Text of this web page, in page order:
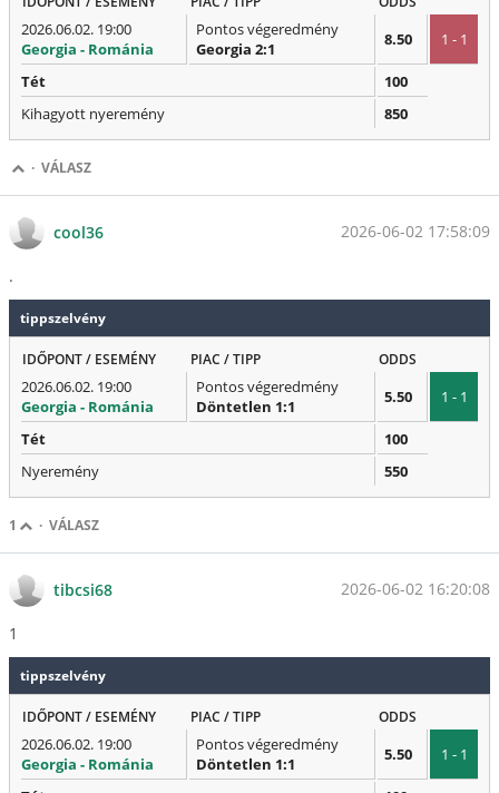
2026.06.02. 19:00
Georgia - Románia
Pontos végeredmény
Georgia 2:1
8.50 1 - 1
Tét
100
Kihagyott nyeremény
850
· VÁLASZ
cool36 2026-06-02 17:58:09
.
tippszelvény
IDŐPONT / ESEMÉNY PIAC / TIPP ODDS
2026.06.02. 19:00
Georgia - Románia
Pontos végeredmény
Döntetlen 1:1
5.50 1 - 1
Tét
100
Nyeremény
550
1 · VÁLASZ
tibcsi68 2026-06-02 16:20:08
1
tippszelvény
IDŐPONT / ESEMÉNY PIAC / TIPP ODDS
2026.06.02. 19:00
Georgia - Románia
Pontos végeredmény
Döntetlen 1:1
5.50 1 - 1